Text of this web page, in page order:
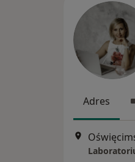
Adres